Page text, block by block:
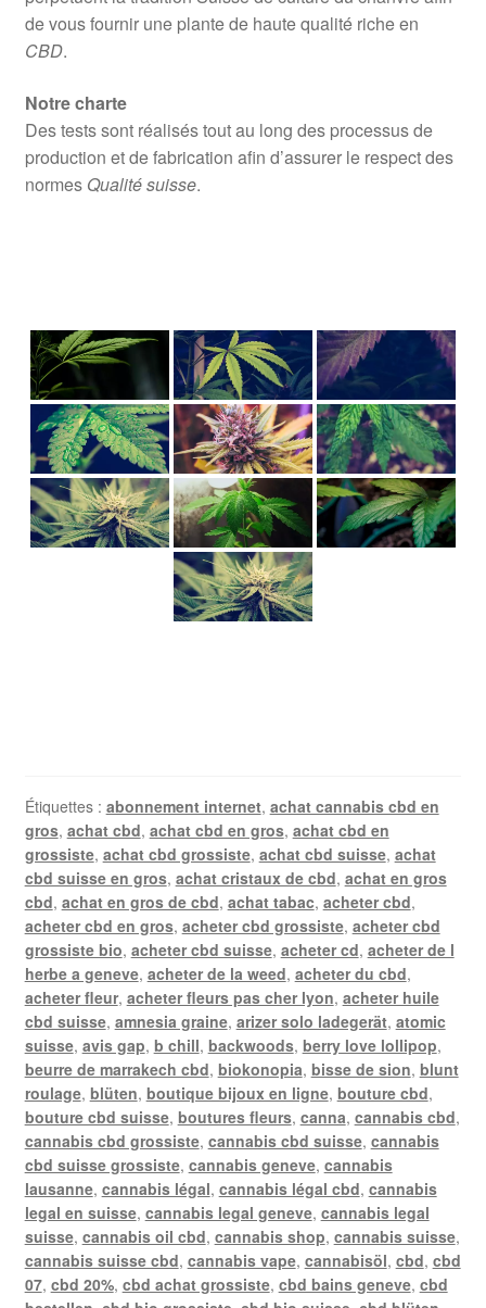
de vous fournir une plante de haute qualité riche en
CBD.
Notre charte
Des tests sont réalisés tout au long des processus de
production et de fabrication afin d’assurer le respect des
normes Qualité suisse.
Étiquettes : abonnement internet, achat cannabis cbd en
gros, achat cbd, achat cbd en gros, achat cbd en
grossiste, achat cbd grossiste, achat cbd suisse, achat
cbd suisse en gros, achat cristaux de cbd, achat en gros
cbd, achat en gros de cbd, achat tabac, acheter cbd,
acheter cbd en gros, acheter cbd grossiste, acheter cbd
grossiste bio, acheter cbd suisse, acheter cd, acheter de l
herbe a geneve, acheter de la weed, acheter du cbd,
acheter fleur, acheter fleurs pas cher lyon, acheter huile
cbd suisse, amnesia graine, arizer solo ladegerät, atomic
suisse, avis gap, b chill, backwoods, berry love lollipop,
beurre de marrakech cbd, biokonopia, bisse de sion, blunt
roulage, blüten, boutique bijoux en ligne, bouture cbd,
bouture cbd suisse, boutures fleurs, canna, cannabis cbd,
cannabis cbd grossiste, cannabis cbd suisse, cannabis
cbd suisse grossiste, cannabis geneve, cannabis
lausanne, cannabis légal, cannabis légal cbd, cannabis
legal en suisse, cannabis legal geneve, cannabis legal
suisse, cannabis oil cbd, cannabis shop, cannabis suisse,
cannabis suisse cbd, cannabis vape, cannabisöl, cbd, cbd
07, cbd 20%, cbd achat grossiste, cbd bains geneve, cbd